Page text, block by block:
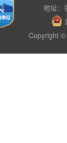
地址：
Copyright ©